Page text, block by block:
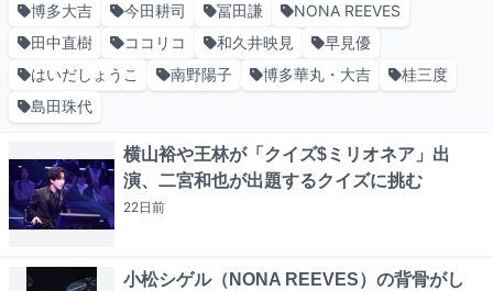
博多大吉
今田耕司 冨田謙
NONA REEVES
田中直樹
ココリコ 和久井映見
早見優
はいだしょうこ
南野陽子 博多華丸・大吉
桂三度
島田珠代
横山裕や王林が「クイズ$ミリオネア」出
演、二宮和也が出題するクイズに挑む
22日前
小松シゲル（NONA REEVES）の背骨がし